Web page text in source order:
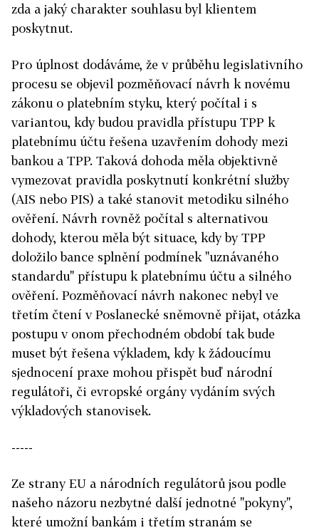
zda a jaký charakter souhlasu byl klientem
poskytnut.
Pro úplnost dodáváme, že v průběhu legislativního
procesu se objevil pozměňovací návrh k novému
zákonu o platebním styku, který počítal i s
variantou, kdy budou pravidla přístupu TPP k
platebnímu účtu řešena uzavřením dohody mezi
bankou a TPP. Taková dohoda měla objektivně
vymezovat pravidla poskytnutí konkrétní služby
(AIS nebo PIS) a také stanovit metodiku silného
ověření. Návrh rovněž počítal s alternativou
dohody, kterou měla být situace, kdy by TPP
doložilo bance splnění podmínek "uznávaného
standardu" přístupu k platebnímu účtu a silného
ověření. Pozměňovací návrh nakonec nebyl ve
třetím čtení v Poslanecké sněmovně přijat, otázka
postupu v onom přechodném období tak bude
muset být řešena výkladem, kdy k žádoucímu
sjednocení praxe mohou přispět buď národní
regulátoři, či evropské orgány vydáním svých
výkladových stanovisek.
-----
Ze strany EU a národních regulátorů jsou podle
našeho názoru nezbytné další jednotné "pokyny",
které umožní bankám i třetím stranám se